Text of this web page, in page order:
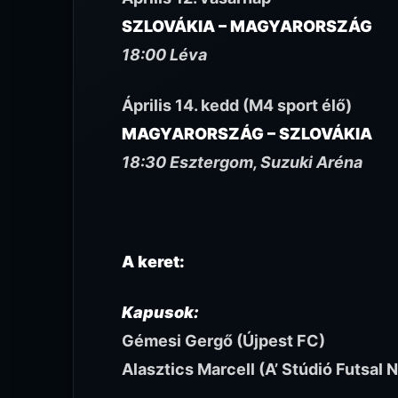
SZLOVÁKIA – MAGYARORSZÁG
18:00 Léva
Április 14. kedd (M4 sport élő)
MAGYARORSZÁG – SZLOVÁKIA
18:30 Esztergom, Suzuki Aréna
A keret:
Kapusok:
Gémesi Gergő (Újpest FC)
Alasztics Marcell (A’ Stúdió Futsal